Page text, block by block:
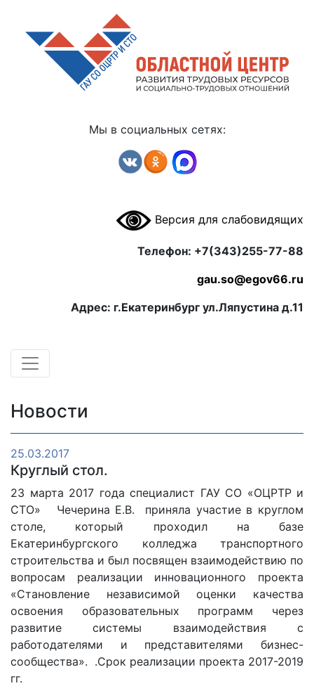
Мы в социальных сетях:
Версия для слабовидящих
Телефон: +7(343)255-77-88
gau.so@egov66.ru
Адрес: г.Екатеринбург ул.Ляпустина д.11
Новости
25.03.2017
Круглый стол.
23 марта 2017 года специалист ГАУ СО «ОЦРТР и
СТО» Чечерина Е.В. приняла участие в круглом
столе, который проходил на базе
Екатеринбургского колледжа транспортного
строительства и был посвящен взаимодействию по
вопросам реализации инновационного проекта
«Становление независимой оценки качества
освоения образовательных программ через
развитие системы взаимодействия с
работодателями и представителями бизнес-
сообщества». .Срок реализации проекта 2017-2019
гг.